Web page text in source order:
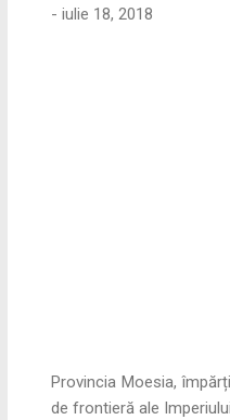
- iulie 18, 2018
Provincia Moesia,
de frontieră ale